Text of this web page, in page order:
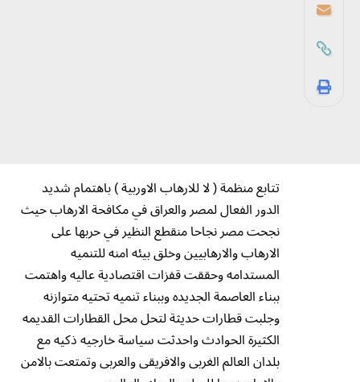
تتابع منظمة ( لا للارهاب الاوربية ) باهتمام شديد
الدور الفعال لمصر والعراق في مكافحة الارهاب حيث
نجحت مصر نجاحا منقطع النظير في حربها على
الارهاب والارهابيين وخلق بيئه امنه للتنميه
المستدامه وحققت قفزات اقتصادية عاليه واهتمت
ببناء العاصمة الجديده وببناء تنميه تحتيه متوازنه
وجلبت قطارات حديثة لتحل محل القطارات القديمه
الكثيرة الحوادث واحدثت سياسة خارجيه ذكيه مع
بلدان العالم الغربى والافريقى والعربى وتمتعت بالامن